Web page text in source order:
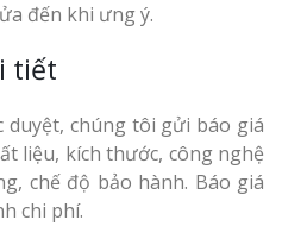
đến khi ưng ý.
tiết
duyệt, chúng tôi gửi báo giá
liệu, kích thước, công nghệ
chế độ bảo hành. Báo giá
chi phí.